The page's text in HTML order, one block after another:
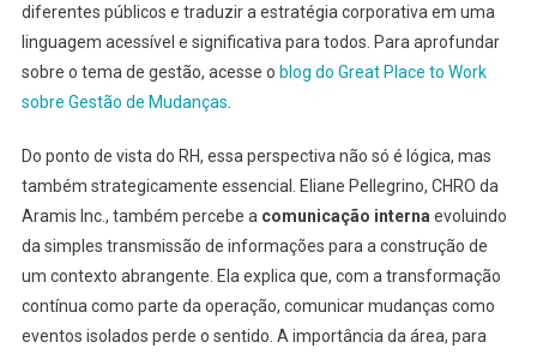
diferentes públicos e traduzir a estratégia corporativa em uma
linguagem acessível e significativa para todos. Para aprofundar
sobre o tema de gestão, acesse o blog do Great Place to Work
sobre Gestão de Mudanças
Do ponto de vista do RH, essa perspectiva não só é lógica, mas
também strategicamente essencial. Eliane Pellegrino, CHRO da
Aramis Inc., também percebe a comunicação interna evoluindo
da simples transmissão de informações para a construção de
um contexto abrangente. Ela explica que, com a transformação
contínua como parte da operação, comunicar mudanças como
eventos isolados perde o sentido. A importância da área, para